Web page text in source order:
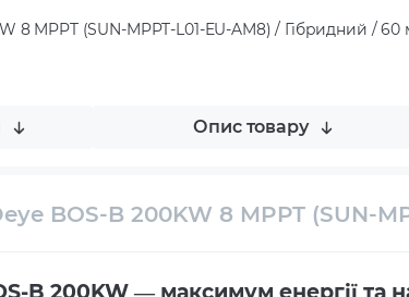
8 MPPT (SUN-MPPT-L01-EU-AM8) / Гібридний / 60
Опис товару
BOS-B 200KW 8 MPPT (SUN-